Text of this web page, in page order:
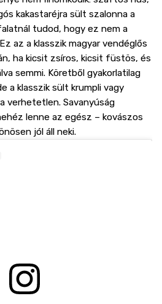
kakastaréjra sült szalonna a
tudod, hogy ez nem a
az a klasszik magyar vendéglős
ha kicsit zsíros, kicsit füstös, és
semmi. Köretből gyakorlatilag
a klasszik sült krumpli vagy
verhetetlen. Savanyúság
lenne az egész – kovászos
jól áll neki.